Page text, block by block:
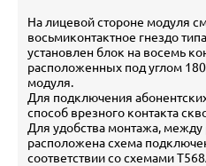
На лицевой стороне модуля
восьмиконтактное гнездо
установлен блок на восемь
расположенных под углом
модуля.
Для подключения
способ врезного контакта
Для удобства монтажа, между
расположена схема
соответствии со схемами